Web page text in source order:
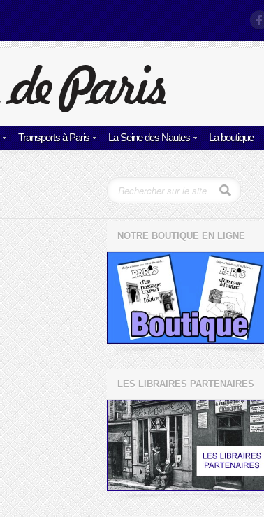
Transports à Paris La Seine des Nautes La boutique
NOTRE BOUTIQUE EN LIGNE
LES LIBRAIRES PARTENAIRES